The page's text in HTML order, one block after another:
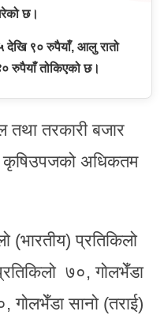
छ।
देखि ९० रुपैयाँ, आलु रातो
रुपैयाँ तोकिएको छ।
तथा तरकारी बजार
कृषिउपजको अधिकतम
(भारतीय) प्रतिकिलो
७०, गोलभेँडा
गोलभेँडा सानो (तराई)